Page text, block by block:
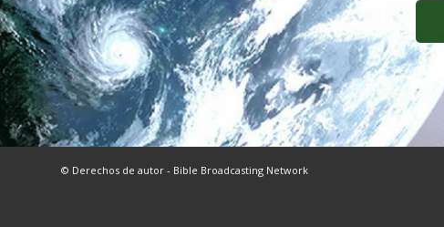
© Derechos de autor - Bible Broadcasting Network